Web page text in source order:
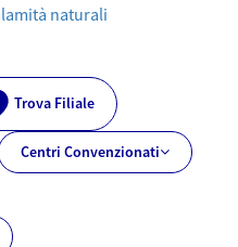
naturali
Trova Filiale
Centri Convenzionati